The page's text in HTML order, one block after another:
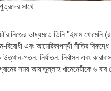
সাথে
নিজের ভাষ্যমতে তিনি "ইমাম
বিরোধী এবং আমেরিকাপন্থী নীতির
পতন, নির্যাতন, নির্বাসন এবং
সময় আয়াতুল্লাহ খামেনেয়ীকে ৬